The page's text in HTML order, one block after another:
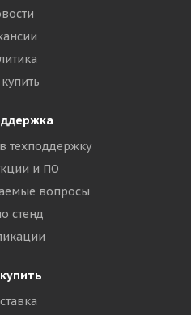
техподдержку
и ПО
вопросы
стенд